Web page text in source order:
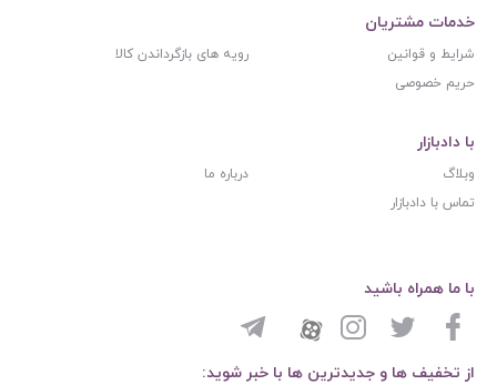
خدمات مشتریان
شرایط و قوانین
رویه های بازگرداندن کالا
حریم خصوصی
با دادبازار
وبلاگ
درباره ما
تماس با دادبازار
از تخفیف ها و جدیدترین ها با خبر شوید:
با ما همراه باشید